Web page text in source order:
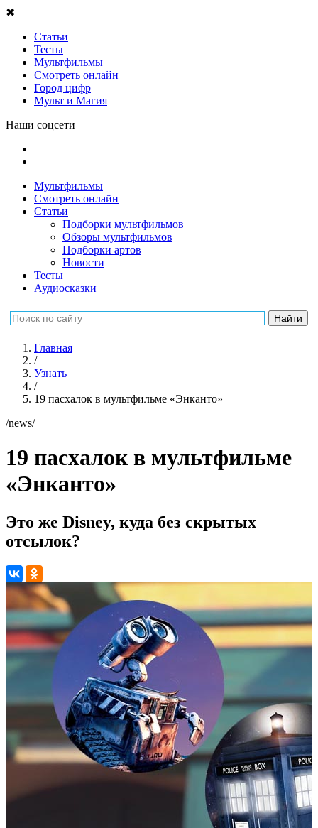
✖
Статьи
Тесты
Мультфильмы
Смотреть онлайн
Город цифр
Мульт и Магия
Наши соцсети
Мультфильмы
Смотреть онлайн
Статьи
Подборки мультфильмов
Обзоры мультфильмов
Подборки артов
Новости
Тесты
Аудиосказки
Главная
/
Узнать
/
19 пасхалок в мультфильме «Энканто»
/news/
19 пасхалок в мультфильме
«Энканто»
Это же Disney, куда без скрытых
отсылок?